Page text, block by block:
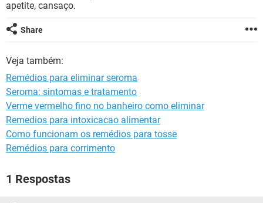
apetite, cansaço.
Share
Veja também:
Remédios para eliminar seroma
Seroma: sintomas e tratamento
Verme vermelho fino no banheiro como eliminar
Remedios para intoxicacao alimentar
Como funcionam os remédios para tosse
Remédios para corrimento
1 Respostas